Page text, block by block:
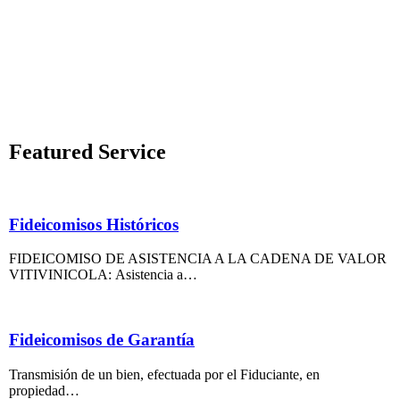
Featured Service
Fideicomisos Históricos
FIDEICOMISO DE ASISTENCIA A LA CADENA DE VALOR
VITIVINICOLA: Asistencia a…
Fideicomisos de Garantía
Transmisión de un bien, efectuada por el Fiduciante, en
propiedad…